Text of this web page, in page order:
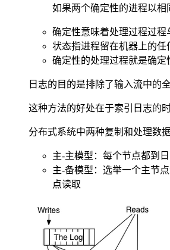
如果两个确定性的进程以
确定性意味着处理过程过程
状态指进程留在机器上的任
确定性的处理过程就是确定
日志的目的是排除了输入流中的
这种方法的好处在于索引日志的
分布式系统中两种复制和处理数据
主-主模型：每个节点都到
主-备模型：选举一个主节
点读取